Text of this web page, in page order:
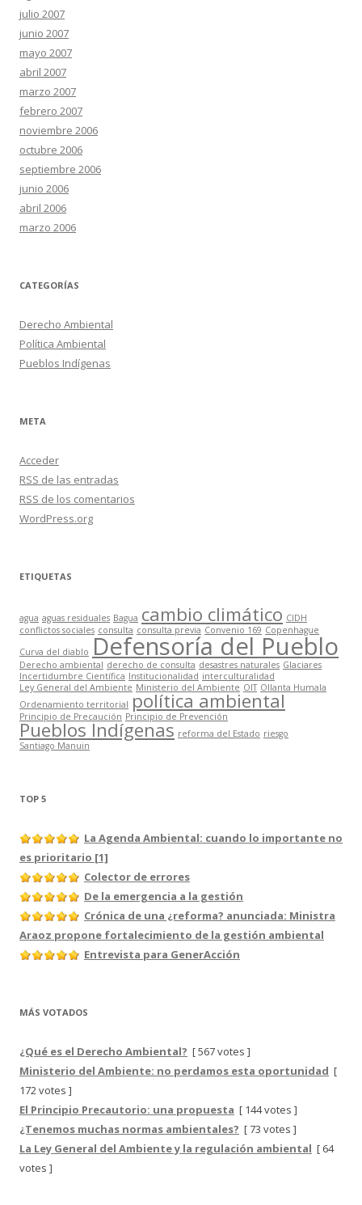
julio 2007
junio 2007
mayo 2007
abril 2007
marzo 2007
febrero 2007
noviembre 2006
octubre 2006
septiembre 2006
junio 2006
abril 2006
marzo 2006
CATEGORÍAS
Derecho Ambiental
Política Ambiental
Pueblos Indígenas
META
Acceder
RSS de las entradas
RSS de los comentarios
WordPress.org
ETIQUETAS
agua aguas residuales Bagua cambio climático CIDH
conflictos sociales consulta consulta previa Convenio 169 Copenhague
Curva del diablo Defensoría del Pueblo
Derecho ambiental derecho de consulta desastres naturales Glaciares
Incertidumbre Científica Institucionalidad interculturalidad
Ley General del Ambiente Ministerio del Ambiente OIT Ollanta Humala
Ordenamiento territorial política ambiental
Principio de Precaución Principio de Prevención
Pueblos Indígenas reforma del Estado riesgo
Santiago Manuin
TOP 5
La Agenda Ambiental: cuando lo importante no
es prioritario [1]
Colector de errores
De la emergencia a la gestión
Crónica de una ¿reforma? anunciada: Ministra
Araoz propone fortalecimiento de la gestión ambiental
Entrevista para GenerAcción
MÁS VOTADOS
¿Qué es el Derecho Ambiental? [ 567 votes ]
Ministerio del Ambiente: no perdamos esta oportunidad [
172 votes ]
El Principio Precautorio: una propuesta [ 144 votes ]
¿Tenemos muchas normas ambientales? [ 73 votes ]
La Ley General del Ambiente y la regulación ambiental [ 64
votes ]